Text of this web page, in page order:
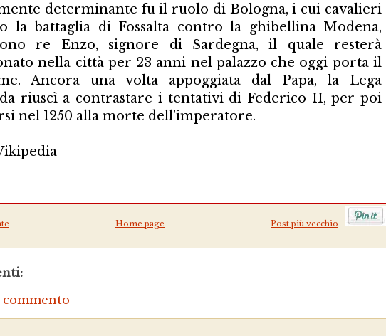
determinante fu il ruolo di Bologna, i cui cavalieri
la battaglia di Fossalta contro la ghibellina Modena,
re Enzo, signore di Sardegna, il quale resterà
nella città per 23 anni nel palazzo che oggi porta il
Ancora una volta appoggiata dal Papa, la Lega
riuscì a contrastare i tentativi di Federico II, per poi
nel 1250 alla morte dell'imperatore.
Post più vecchio
Home page
commento